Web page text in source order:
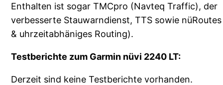
Enthalten ist sogar TMCpro (Navteq Traffic), der
verbesserte Stauwarndienst, TTS sowie
& uhrzeitabhäniges Routing).
Testberichte zum Garmin nüvi 2240 LT:
Derzeit sind keine Testberichte vorhanden.